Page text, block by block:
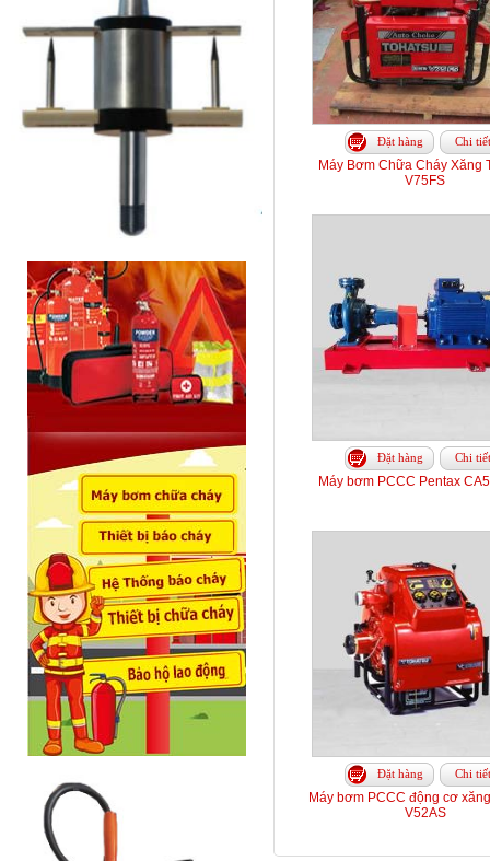
Đặt hàng Chi tiết
Máy Bơm Chữa Cháy Xăng
V75FS
Đặt hàng Chi tiết
Máy bơm PCCC Pentax
Đặt hàng Chi tiết
Máy bơm PCCC động cơ
V52AS